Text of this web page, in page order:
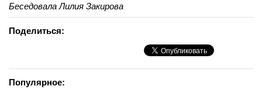
Беседовала Лилия Закирова
Поделиться:
Популярное: